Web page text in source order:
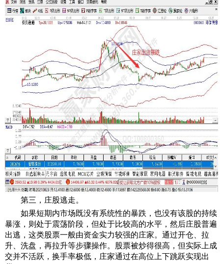
第三，庄股逃走。
如果短期内市场既没有系统性的暴跌，也没有该股的持续
暴涨，则处于震荡阶段，但处于比较高的水平，然后庄股普遍
出逃，这类股票一般由资金实力较强的庄家。通过开仓、拉
升、洗盘，再拉升等步骤操作。股票被炒得很高，但实际上成
交并不活跃，换手率极低，庄家通过在高位上下跳跃实现出